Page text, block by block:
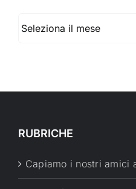
RUBRICHE
Capiamo i nostri amici